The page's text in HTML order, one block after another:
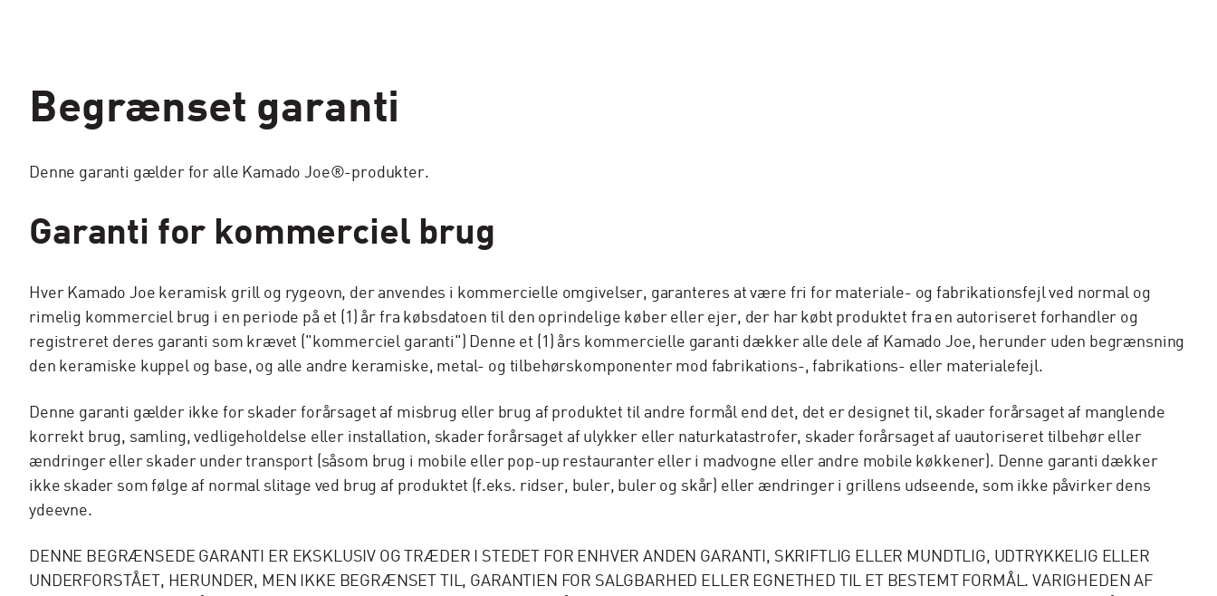
Begrænset garanti
Denne garanti gælder for alle Kamado Joe®-produkter.
Garanti for kommerciel brug
Hver Kamado Joe keramisk grill og rygeovn, der anvendes i kommercielle omgivelser, garanteres at være fri for materiale- og fabrikationsfejl ved normal og
rimelig kommerciel brug i en periode på et (1) år fra købsdatoen til den oprindelige køber eller ejer, der har købt produktet fra en autoriseret forhandler og
registreret deres garanti som krævet ("kommerciel garanti") Denne et (1) års kommercielle garanti dækker alle dele af Kamado Joe, herunder uden begrænsning
den keramiske kuppel og base, og alle andre keramiske, metal- og tilbehørskomponenter mod fabrikations-, fabrikations- eller materialefejl.
Denne garanti gælder ikke for skader forårsaget af misbrug eller brug af produktet til andre formål end det, det er designet til, skader forårsaget af manglende
korrekt brug, samling, vedligeholdelse eller installation, skader forårsaget af ulykker eller naturkatastrofer, skader forårsaget af uautoriseret tilbehør eller
ændringer eller skader under transport (såsom brug i mobile eller pop-up restauranter eller i madvogne eller andre mobile køkkener). Denne garanti dækker
ikke skader som følge af normal slitage ved brug af produktet (f.eks. ridser, buler, buler og skår) eller ændringer i grillens udseende, som ikke påvirker dens
ydeevne.
DENNE BEGRÆNSEDE GARANTI ER EKSKLUSIV OG TRÆDER I STEDET FOR ENHVER ANDEN GARANTI, SKRIFTLIG ELLER MUNDTLIG, UDTRYKKELIG ELLER
UNDERFORSTÅET, HERUNDER, MEN IKKE BEGRÆNSET TIL, GARANTIEN FOR SALGBARHED ELLER EGNETHED TIL ET BESTEMT FORMÅL. VARIGHEDEN AF